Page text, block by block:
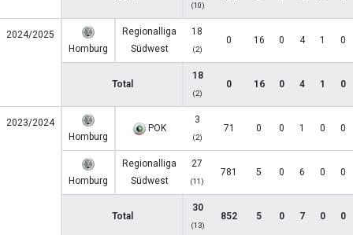
(10)
2024/2025
Homburg
Regionalliga
Südwest
18
(2)
0 16 0 4 1 0
Total
18
(2)
0 16 0 4 1 0
2023/2024
Homburg
POK
3
(2)
71 0 0 1 0 0
Homburg
Regionalliga
Südwest
27
(11)
781 5 0 6 0 0
Total
30
(13)
852 5 0 7 0 0